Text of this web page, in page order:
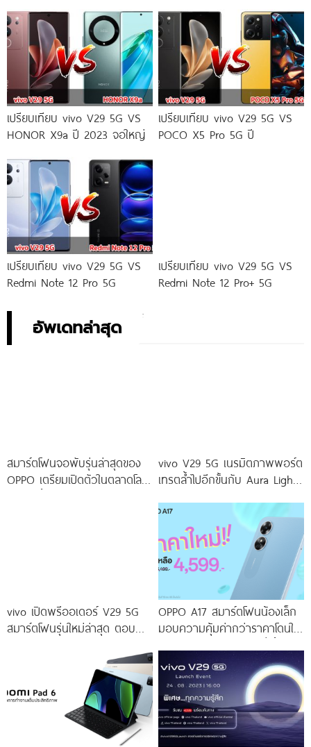
เปรียบเทียบ vivo V29 5G VS
HONOR X9a ปี 2023 จอใหญ่
เปรียบเทียบ vivo V29 5G VS
POCO X5 Pro 5G ปี
เปรียบเทียบ vivo V29 5G VS
Redmi Note 12 Pro 5G
เปรียบเทียบ vivo V29 5G VS
Redmi Note 12 Pro+ 5G
อัพเดทล่าสุด
สมาร์ตโฟนจอพับรุ่นล่าสุดของ
OPPO เตรียมเปิดตัวในตลาดโลก
vivo V29 5G เนรมิตภาพพอร์ต
เทรตล้ำไปอีกขั้นกับ Aura Light
โดดเด่นด้วยสุนทรียศาสตร์แห่ง
vivo เปิดพรีออเดอร์ V29 5G
สมาร์ตโฟนรุ่นใหม่ล่าสุด ตอบ
ราคาเริ่มต้นเพียง 14,999 บาท
จัดเต็มกับโปรโมชันพิเศษก่อนใคร
OPPO A17 สมาร์ตโฟนน้องเล็ก
มอบความคุ้มค่ากว่าราคาโดนใจ
ราคาใหม่เพียง 4,599 บาท
เท่านั้น!